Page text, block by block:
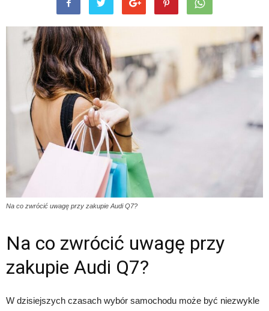
Na co zwrócić uwagę przy zakupie Audi Q7?
Na co zwrócić uwagę przy
zakupie Audi Q7?
W dzisiejszych czasach wybór samochodu może być niezwykle